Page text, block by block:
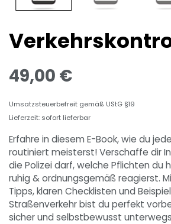
49,00 €
Umsatzsteuerbefreit gemäß UStG §19
Lieferzeit: sofort lieferbar
Erfahre in diesem E-Book, wie du
routiniert meisterst! Verschaffe dir
die Polizei darf, welche Pflichten du
ruhig & ordnungsgemäß reagierst.
Tipps, klaren Checklisten und
Straßenverkehr bist du perfekt
sicher und selbstbewusst